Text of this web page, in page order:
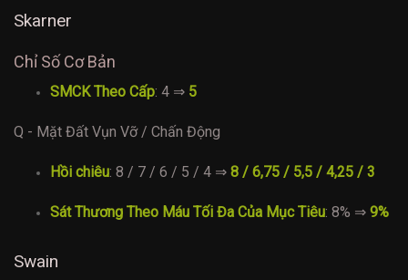
Skarner
Chỉ Số Cơ Bản
SMCK Theo Cấp: 4 ⇒ 5
Q - Mặt Đất Vụn Vỡ / Chấn Động
Hồi chiêu: 8 / 7 / 6 / 5 / 4 ⇒ 8 / 6,75 / 5,5 / 4,25 / 3
Sát Thương Theo Máu Tối Đa Của Mục Tiêu: 8% ⇒ 9%
Swain